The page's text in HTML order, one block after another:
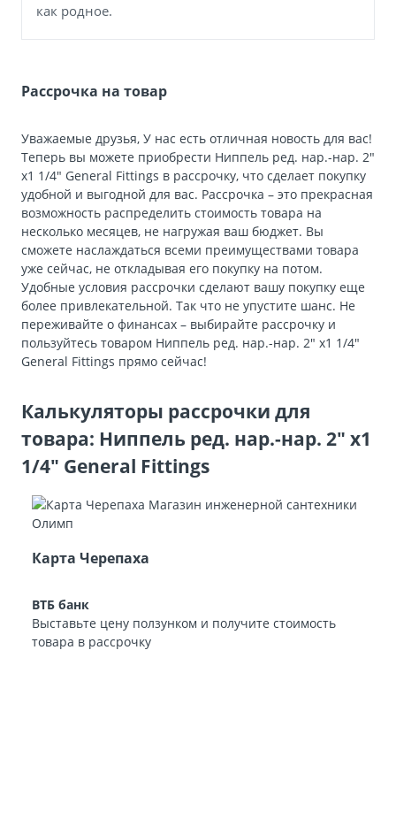
как родное.
Рассрочка на товар
Уважаемые друзья, У нас есть отличная новость для вас!
Теперь вы можете приобрести Ниппель ред. нар.-нар. 2″
х1 1/4″ General Fittings в рассрочку, что сделает покупку
удобной и выгодной для вас. Рассрочка – это прекрасная
возможность распределить стоимость товара на
несколько месяцев, не нагружая ваш бюджет. Вы
сможете наслаждаться всеми преимуществами товара
уже сейчас, не откладывая его покупку на потом.
Удобные условия рассрочки сделают вашу покупку еще
более привлекательной. Так что не упустите шанс. Не
переживайте о финансах – выбирайте рассрочку и
пользуйтесь товаром Ниппель ред. нар.-нар. 2″ х1 1/4″
General Fittings прямо сейчас!
Калькуляторы рассрочки для
товара: Ниппель ред. нар.-нар. 2″ х1
1/4″ General Fittings
Карта Черепаха
ВТБ банк
Выставьте цену ползунком и получите стоимость
товара в рассрочку